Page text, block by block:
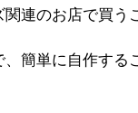
連のお店で買う
簡単に自作する